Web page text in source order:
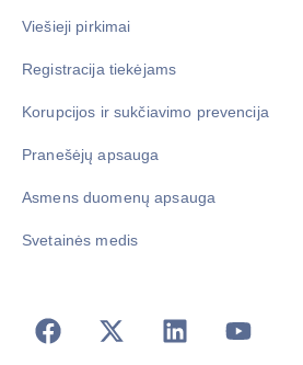
Viešieji pirkimai
Registracija tiekėjams
Korupcijos ir sukčiavimo prevencija
Pranešėjų apsauga
Asmens duomenų apsauga
Svetainės medis